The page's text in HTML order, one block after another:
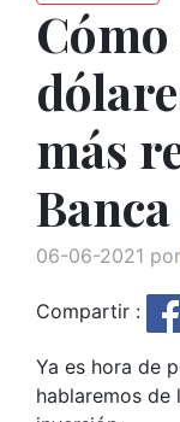
más
06-06-2021 por
Compartir :
Ya es hora de
hablaremos